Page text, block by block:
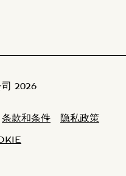
2026
条款和条件 隐私政策